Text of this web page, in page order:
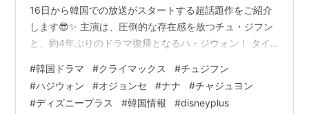
16日から韓国での放送がスタートする超話題作をご紹介
します😎✨ 主演は、圧倒的な存在感を放つチュ・ジフン
と、約4年ぶりのドラマ復帰となるハ・ジウォン！ タイ
財界や芸能界を舞台にした、スタイリッシュなピカレス
ク・ノワールです。 私も、チュ・ジフンとハ・ジウォン
という、韓国ドラマ界を代表する2人がついに共演！と現
#韓国ドラマ #クライマックス #チュジフン
#ハジウォン #オジョンセ #ナナ #チャジュヨン
#ディズニープラス #韓国情報 #disneyplus